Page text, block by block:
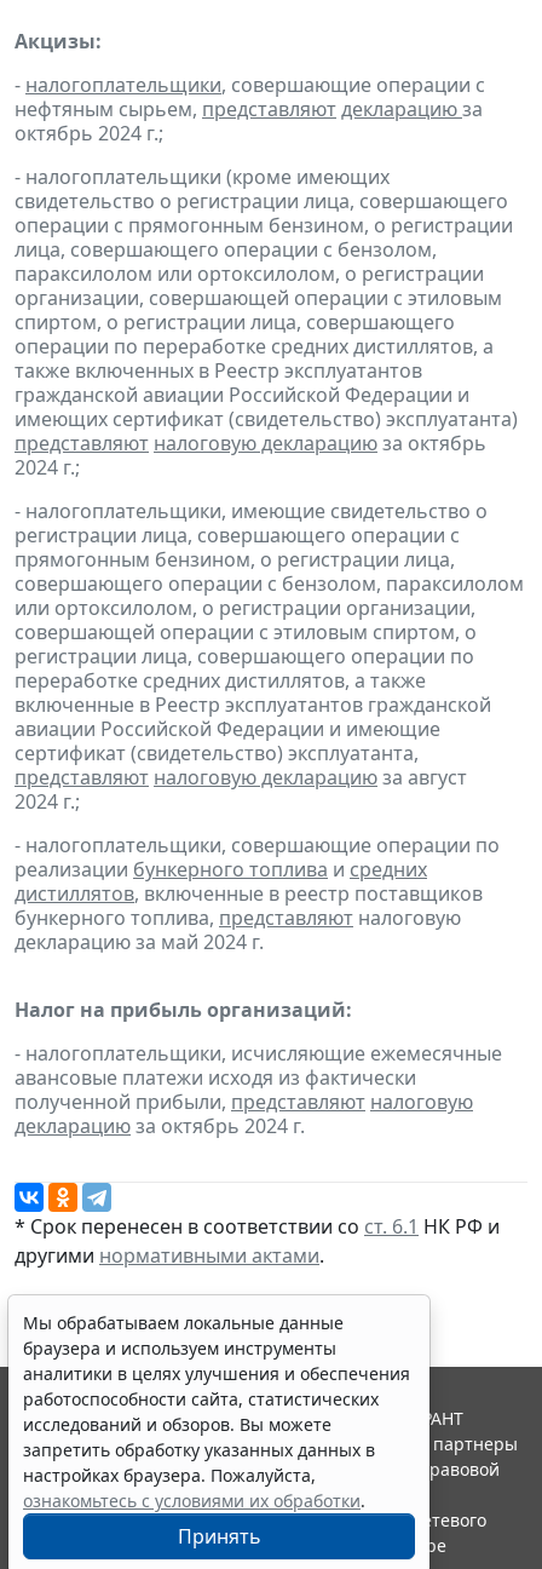
Акцизы:
- налогоплательщики, совершающие операции с
нефтяным сырьем, представляютдекларациюза
октябрь 2024 г.;
- налогоплательщики (кроме имеющих
свидетельство о регистрации лица, совершающего
операции с прямогонным бензином, о регистрации
лица, совершающего операции с бензолом,
параксилолом или ортоксилолом, о регистрации
организации, совершающей операции с этиловым
спиртом, о регистрации лица, совершающего
операции по переработке средних дистиллятов, а
также включенных в Реестр эксплуатантов
гражданской авиации Российской Федерации и
имеющих сертификат (свидетельство) эксплуатанта)
представляют налоговую декларациюза октябрь
2024 г.;
- налогоплательщики, имеющие свидетельство о
регистрации лица, совершающего операции с
прямогонным бензином, о регистрации лица,
совершающего операции с бензолом, параксилолом
или ортоксилолом, о регистрации организации,
совершающей операции с этиловым спиртом, о
регистрации лица, совершающего операции по
переработке средних дистиллятов, а также
включенные в Реестр эксплуатантов гражданской
авиации Российской Федерации и имеющие
сертификат (свидетельство) эксплуатанта,
представляют налоговую декларациюза август
2024 г.;
- налогоплательщики, совершающие операции по
реализации бункерного топлива и средних
дистиллятов, включенные в реестр поставщиков
бункерного топлива, представляют налоговую
декларацию за май 2024 г.
Налог на прибыль организаций:
- налогоплательщики, исчисляющие ежемесячные
авансовые платежи исходя из фактически
полученной прибыли, представляют налоговую
декларациюза октябрь 2024 г.
* Срок перенесен в соответствии со ст. 6.1 НК РФ и
другими нормативными актами.
Мы обрабатываем локальные данные
браузера и используем инструменты
аналитики в целях улучшения и обеспечения
работоспособности сайта, статистических
исследований и обзоров. Вы можете
запретить обработку указанных данных в
настройках браузера. Пожалуйста,
ознакомьтесь с условиями их обработки.
Принять
© ООО "НПП "ГАРАНТ-СЕРВИС", 2026. Система ГАРАНТ
выпускается с 1990 года. Компания "Гарант" и ее партнеры
являются участниками Российской ассоциации правовой
информации ГАРАНТ.
Портал ГАРАНТ.РУ зарегистрирован в качестве сетевого
издания Федеральной службой по надзору в сфере